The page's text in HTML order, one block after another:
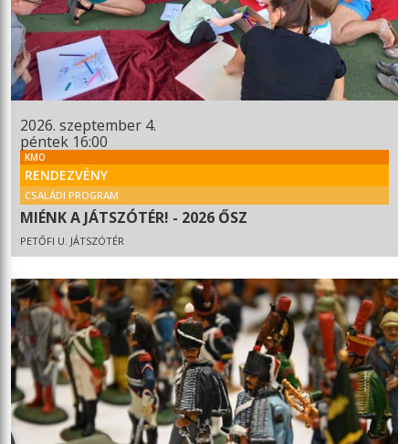
2026. szeptember 4.
péntek 16:00
KMO
RENDEZVÉNY
CSALÁDI PROGRAM
MIÉNK A JÁTSZÓTÉR! - 2026 ŐSZ
PETŐFI U. JÁTSZÓTÉR